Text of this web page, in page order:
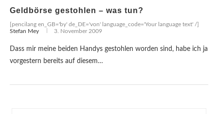
Geldbörse gestohlen – was tun?
[pencilang en_GB='by' de_DE='von' language_code='Your language text' /]
Stefan Mey
3. November 2009
Dass mir meine beiden Handys gestohlen worden sind, habe ich ja
vorgestern bereits auf diesem…